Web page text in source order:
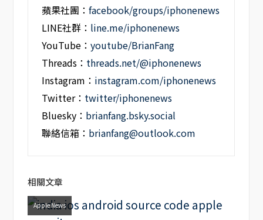
蘋果社團：facebook/groups/iphonenews
LINE社群： line.me/iphonenews
YouTube：youtube/BrianFang
Threads： threads.net/@iphonenews
Instagram： instagram.com/iphonenews
Twitter： twitter/iphonenews
Bluesky： brianfang.bsky.social
聯絡信箱： brianfang@outlook.com
相關文章
Apple News